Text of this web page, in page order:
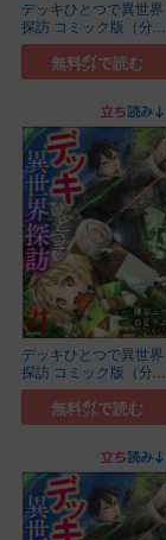
デッキひとつで異世界
探訪 コミック版（分...
(8)
無料㌽で読む
デッキひとつで異世界
探訪 コミック版（分...
(21)
無料㌽で読む